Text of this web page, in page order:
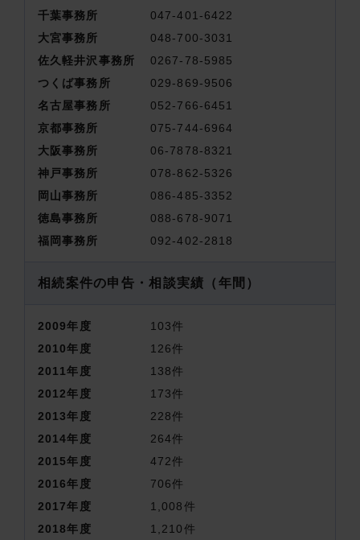
千葉事務所
047-401-6422
大宮事務所
048-700-3031
佐久軽井沢事務所
0267-78-5985
つくば事務所
029-869-9506
名古屋事務所
052-766-6451
京都事務所
075-744-6964
大阪事務所
06-7878-8321
神戸事務所
078-862-5326
岡山事務所
086-485-3352
徳島事務所
088-678-9071
福岡事務所
092-402-2818
相続案件の申告・相談実績 （年間）
2009年度 103件
2010年度 126件
2011年度 138件
2012年度 173件
2013年度 228件
2014年度 264件
2015年度 472件
2016年度 706件
2017年度 1,008件
2018年度 1,210件